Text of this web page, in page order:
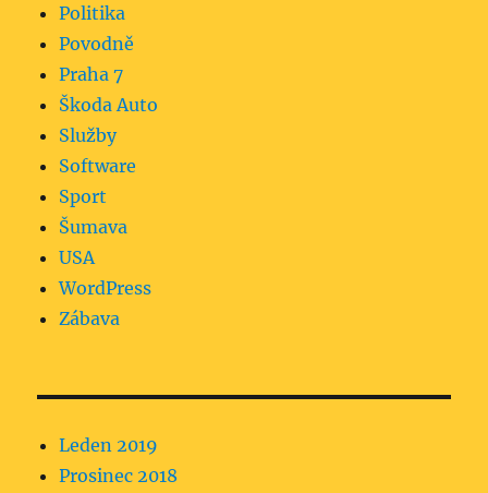
Politika
Povodně
Praha 7
Škoda Auto
Služby
Software
Sport
Šumava
USA
WordPress
Zábava
Leden 2019
Prosinec 2018